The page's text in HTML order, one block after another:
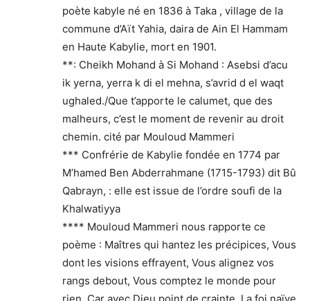
poète kabyle né en 1836 à Taka , village de la
commune d’Aït Yahia, daira de Ain El Hammam
en Haute Kabylie, mort en 1901.
**: Cheikh Mohand à Si Mohand : Asebsi d’acu
ik yerna, yerra k di el mehna, s’avrid d el waqt
ughaled./Que t’apporte le calumet, que des
malheurs, c’est le moment de revenir au droit
chemin. cité par Mouloud Mammeri
*** Confrérie de Kabylie fondée en 1774 par
M’hamed Ben Abderrahmane (1715-1793) dit Bû
Qabrayn, : elle est issue de l’ordre soufi de la
Khalwatiyya
**** Mouloud Mammeri nous rapporte ce
poème : Maîtres qui hantez les précipices, Vous
dont les visions effrayent, Vous alignez vos
rangs debout, Vous comptez le monde pour